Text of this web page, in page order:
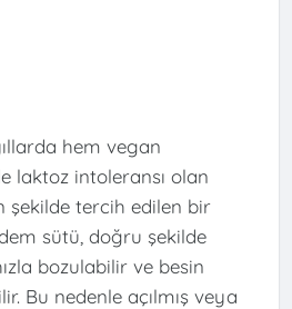
hem vegan
laktoz intoleransı olan
şekilde tercih edilen bir
sütü, doğru şekilde
bozulabilir ve besin
Bu nedenle açılmış veya